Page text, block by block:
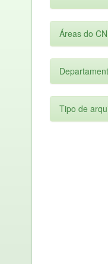
Áreas do
Tipo de